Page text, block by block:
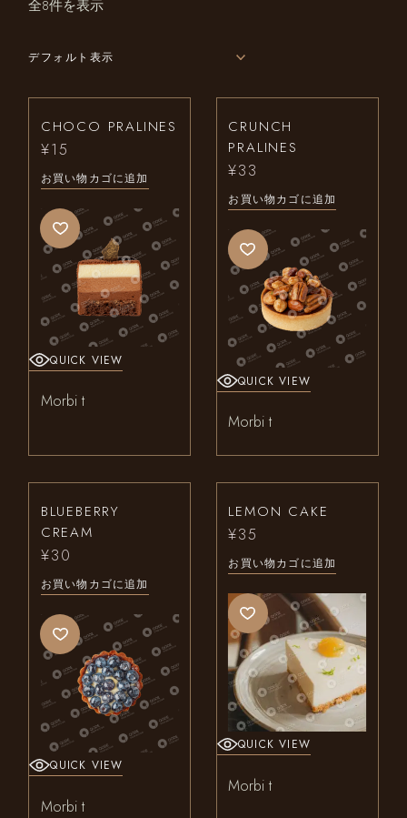
全8件を表示
デフォルト表示
CHOCO PRALINES
¥15
お買い物カゴに追加
QUICK VIEW
Morbi t
CRUNCH
PRALINES
¥33
お買い物カゴに追加
QUICK VIEW
Morbi t
BLUEBERRY
CREAM
¥30
お買い物カゴに追加
QUICK VIEW
Morbi t
LEMON CAKE
¥35
お買い物カゴに追加
QUICK VIEW
Morbi t